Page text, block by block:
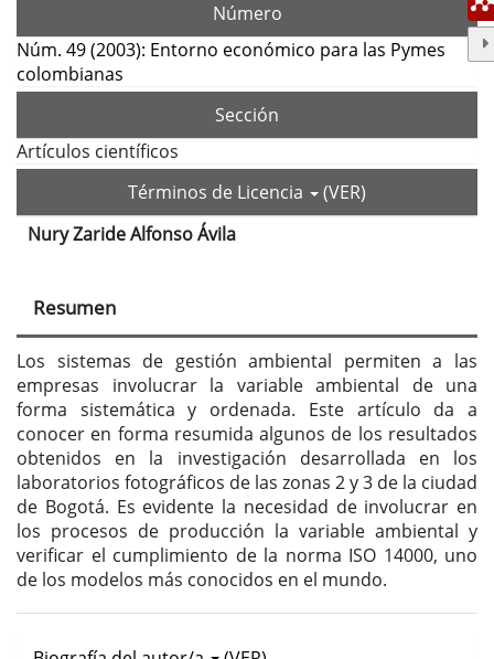
Número
Núm. 49 (2003): Entorno económico para las Pymes
colombianas
Sección
Artículos científicos
Términos de Licencia
(VER)
Contenido
principal
del
artículo
Nury Zaride Alfonso Ávila
Resumen
Los sistemas de gestión ambiental permiten a las
empresas involucrar la variable ambiental de una
forma sistemática y ordenada. Este artículo da a
conocer en forma resumida algunos de los resultados
obtenidos en la investigación desarrollada en los
laboratorios fotográficos de las zonas 2 y 3 de la ciudad
de Bogotá. Es evidente la necesidad de involucrar en
los procesos de producción la variable ambiental y
verificar el cumplimiento de la norma ISO 14000, uno
de los modelos más conocidos en el mundo.